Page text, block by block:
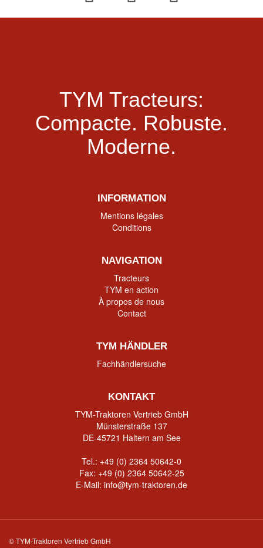
TYM Tracteurs:
Compacte. Robuste.
Moderne.
INFORMATION
Mentions légales
Conditions
NAVIGATION
Tracteurs
TYM en action
À propos de nous
Contact
TYM HÄNDLER
Fachhändlersuche
KONTAKT
TYM-Traktoren Vertrieb GmbH
Münsterstraße 137
DE-45721 Haltern am See
Tel.: +49 (0) 2364 50642-0
Fax: +49 (0) 2364 50642-25
E-Mail: info@tym-traktoren.de
© TYM-Traktoren Vertrieb GmbH